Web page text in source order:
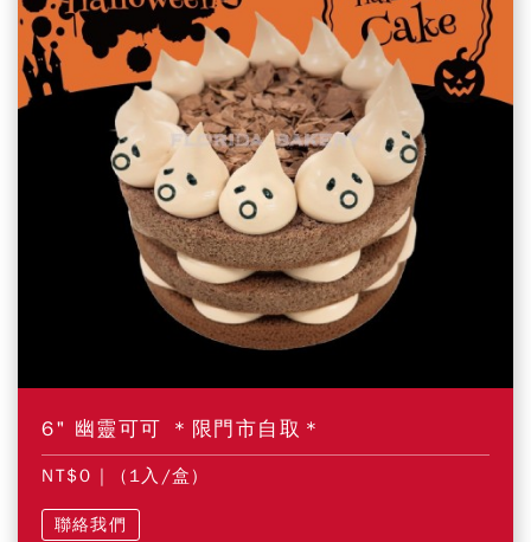
6" 幽靈可可 ＊限門市自取＊
NT$0 | (1入/盒)
聯絡我們